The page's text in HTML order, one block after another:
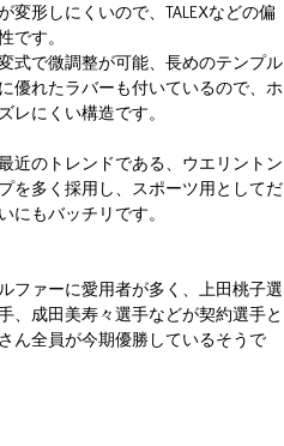
変形しにくいので、TALEXなどの偏
です。
式で微調整が可能、長めのテンプル
優れたラバーも付いているので、ホ
レにくい構造です。
近のトレンドである、ウエリントン
を多く採用し、スポーツ用としてだ
にもバッチリです。
ファーに愛用者が多く、上田桃子選
、成田美寿々選手などが契約選手と
ん全員が今期優勝しているそうで